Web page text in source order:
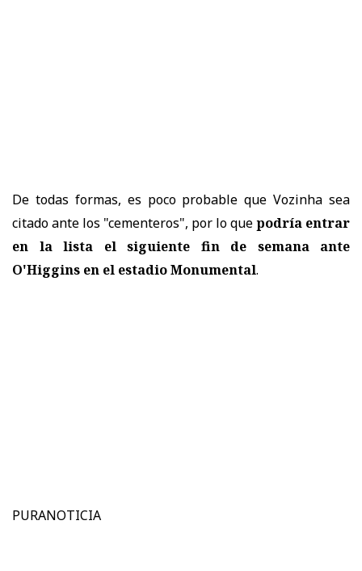
De todas formas, es poco probable que Vozinha sea
citado ante los "cementeros", por lo quepodría entrar
en la lista el siguiente fin de semana ante
O'Higgins en el estadio Monumental.
PURANOTICIA